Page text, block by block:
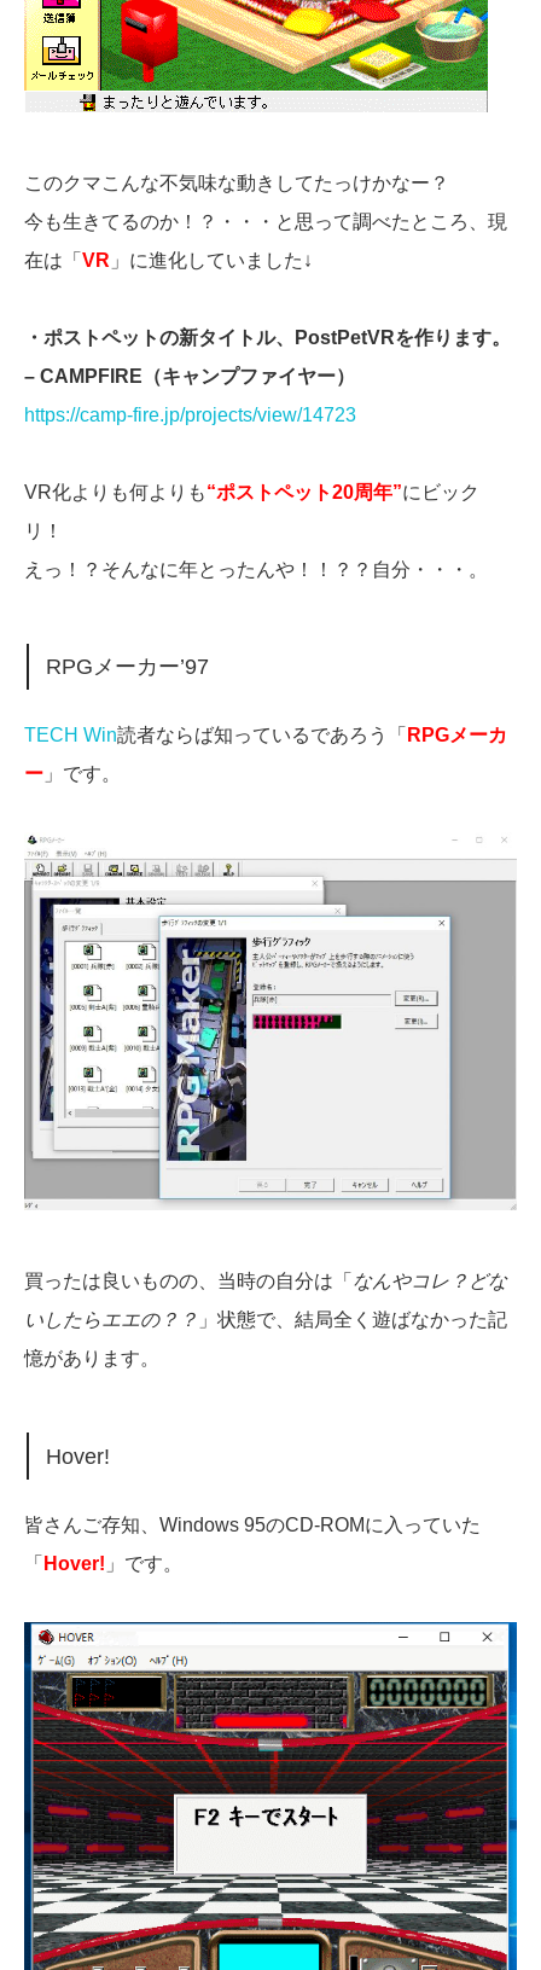
このクマこんな不気味な動きしてたっけかなー？
今も生きてるのか！？・・・と思って調べたところ、現
在は「 VR 」に進化していました↓
・ポストペットの新タイトル、PostPetVRを作ります。
– CAMPFIRE（キャンプファイヤー）
https://camp-fire.jp/projects/view/14723
VR化よりも何よりも“ポストペット20周年”にビック
リ！
えっ！？そんなに年とったんや！！？？自分・・・。
RPGメーカー’97
TECH Win読者ならば知っているであろう「 RPGメーカ
ー 」です。
買ったは良いものの、当時の自分は「 なんやコレ？どな
いしたらエエの？？ 」状態で、結局全く遊ばなかった記
憶があります。
Hover!
皆さんご存知、Windows 95のCD-ROMに入っていた
「 Hover! 」です。